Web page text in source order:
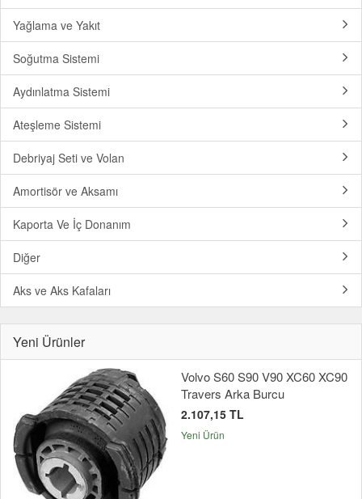
Yağlama ve Yakıt
Soğutma Sistemi
Aydınlatma Sistemi
Ateşleme Sistemi
Debriyaj Seti ve Volan
Amortisör ve Aksamı
Kaporta Ve İç Donanım
Diğer
Aks ve Aks Kafaları
Yeni Ürünler
Volvo S60 S90 V90 XC60 XC90
Travers Arka Burcu
2.107,15 TL
Yeni Ürün